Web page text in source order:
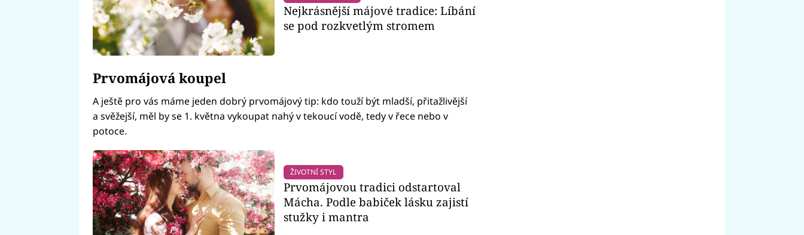
Nejkrásnější májové tradice: Líbání
se pod rozkvetlým stromem
Prvomájová koupel
A ještě pro vás máme jeden dobrý prvomájový tip: kdo touží být mladší, přitažlivější
a svěžejší, měl by se 1. května vykoupat nahý v tekoucí vodě, tedy v řece nebo v
potoce.
ŽIVOTNÍ STYL
Prvomájovou tradici odstartoval
Mácha. Podle babiček lásku zajistí
stužky i mantra